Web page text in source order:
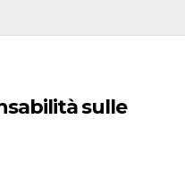
sulle